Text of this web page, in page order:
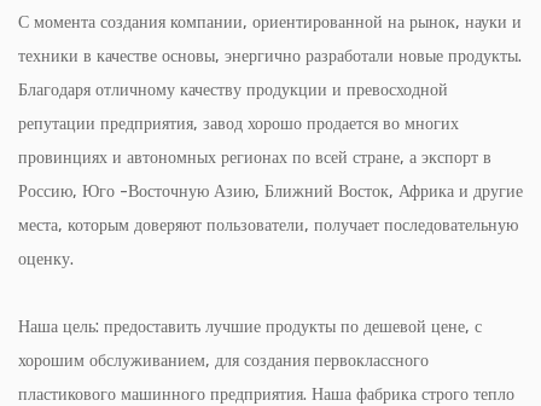
С момента создания компании, ориентированной на рынок, науки и
техники в качестве основы, энергично разработали новые продукты.
Благодаря отличному качеству продукции и превосходной
репутации предприятия, завод хорошо продается во многих
провинциях и автономных регионах по всей стране, а экспорт в
Россию, Юго -Восточную Азию, Ближний Восток, Африка и другие
места, которым доверяют пользователи, получает последовательную
оценку.
Наша цель: предоставить лучшие продукты по дешевой цене, с
хорошим обслуживанием, для создания первоклассного
пластикового машинного предприятия. Наша фабрика строго тепло